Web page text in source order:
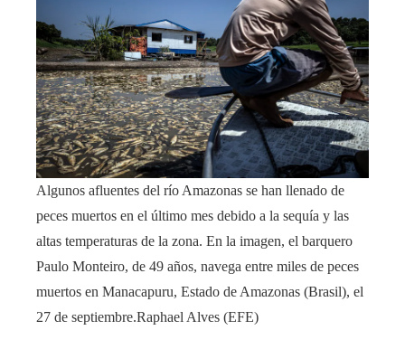
Algunos afluentes del río Amazonas se han llenado de
peces muertos en el último mes debido a la sequía y las
altas temperaturas de la zona. En la imagen, el barquero
Paulo Monteiro, de 49 años, navega entre miles de peces
muertos en Manacapuru, Estado de Amazonas (Brasil), el
27 de septiembre.Raphael Alves (EFE)